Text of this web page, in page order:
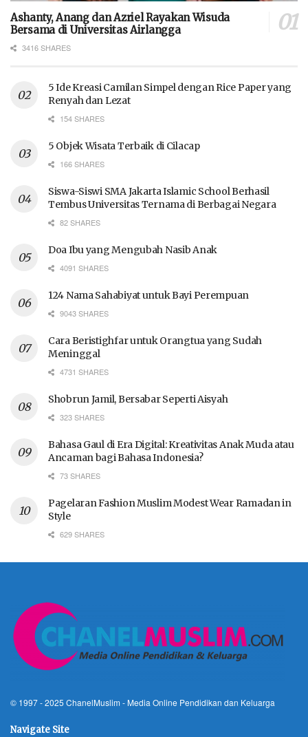
Ashanty, Anang dan Azriel Rayakan Wisuda
Bersama di Universitas Airlangga
3416 SHARES
5 Ide Kreasi Camilan Simpel dengan Rice Paper yang
Renyah dan Lezat
154 SHARES
5 Objek Wisata Terbaik di Cilacap
166 SHARES
Siswa-Siswi SMA Jakarta Islamic School Berhasil
Tembus Universitas Ternama di Berbagai Negara
82 SHARES
Doa Ibu yang Mengubah Nasib Anak
4091 SHARES
124 Nama Sahabiyat untuk Bayi Perempuan
9043 SHARES
Cara Beristighfar untuk Orangtua yang Sudah
Meninggal
4731 SHARES
Shobrun Jamil, Bersabar Seperti Aisyah
323 SHARES
Bahasa Gaul di Era Digital: Kreativitas Anak Muda atau
Ancaman bagi Bahasa Indonesia?
73 SHARES
Pagelaran Fashion Muslim Modest Wear Ramadan in
Style
629 SHARES
© 1997 - 2025 ChanelMuslim - Media Online Pendidikan dan Keluarga
Navigate Site